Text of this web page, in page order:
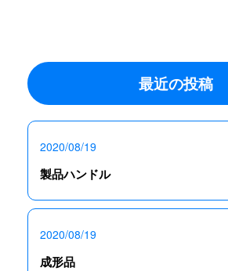
最近の投稿
2020/08/19
製品ハンドル
2020/08/19
成形品